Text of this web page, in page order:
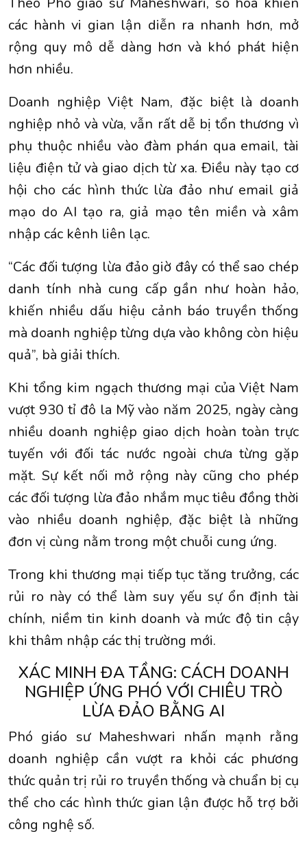
các hành vi gian lận diễn ra nhanh hơn, mở
rộng quy mô dễ dàng hơn và khó phát hiện
hơn nhiều.
Doanh nghiệp Việt Nam, đặc biệt là doanh
nghiệp nhỏ và vừa, vẫn rất dễ bị tổn thương vì
phụ thuộc nhiều vào đàm phán qua email, tài
liệu điện tử và giao dịch từ xa. Điều này tạo cơ
hội cho các hình thức lừa đảo như email giả
mạo do AI tạo ra, giả mạo tên miền và xâm
nhập các kênh liên lạc.
“Các đối tượng lừa đảo giờ đây có thể sao chép
danh tính nhà cung cấp gần như hoàn hảo,
khiến nhiều dấu hiệu cảnh báo truyền thống
mà doanh nghiệp từng dựa vào không còn hiệu
quả”, bà giải thích.
Khi tổng kim ngạch thương mại của Việt Nam
vượt 930 tỉ đô la Mỹ vào năm 2025, ngày càng
nhiều doanh nghiệp giao dịch hoàn toàn trực
tuyến với đối tác nước ngoài chưa từng gặp
mặt. Sự kết nối mở rộng này cũng cho phép
các đối tượng lừa đảo nhắm mục tiêu đồng thời
vào nhiều doanh nghiệp, đặc biệt là những
đơn vị cùng nằm trong một chuỗi cung ứng.
Trong khi thương mại tiếp tục tăng trưởng, các
rủi ro này có thể làm suy yếu sự ổn định tài
chính, niềm tin kinh doanh và mức độ tin cậy
khi thâm nhập các thị trường mới.
XÁC MINH ĐA TẦNG: CÁCH DOANH
NGHIỆP ỨNG PHÓ VỚI CHIÊU TRÒ
LỪA ĐẢO BẰNG AI
Phó giáo sư Maheshwari nhấn mạnh rằng
doanh nghiệp cần vượt ra khỏi các phương
thức quản trị rủi ro truyền thống và chuẩn bị cụ
thể cho các hình thức gian lận được hỗ trợ bởi
công nghệ số.